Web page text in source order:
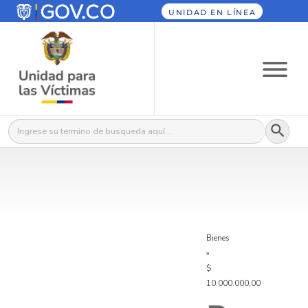
UNIDAD EN LÍNEA
Buscar: Botón
Bienes
»
$
10.000.000,00